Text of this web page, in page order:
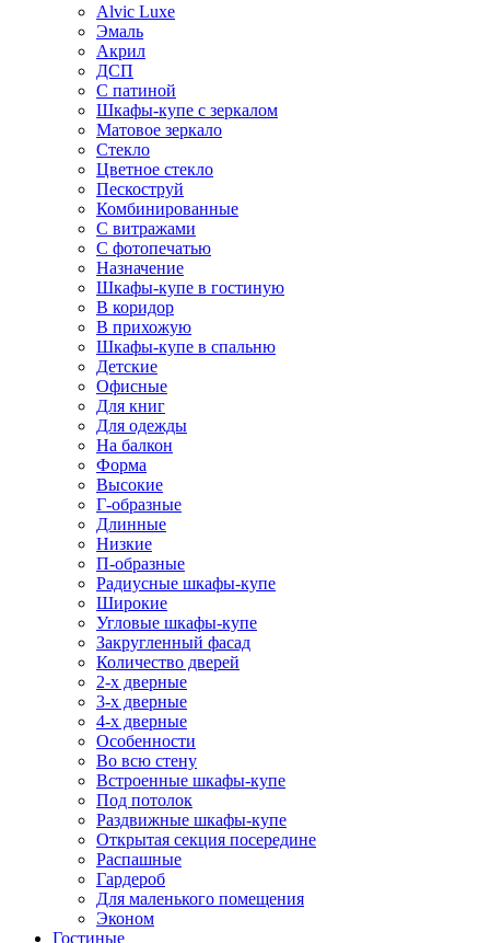
Alvic Luxe
Эмаль
Акрил
ДСП
С патиной
Шкафы-купе с зеркалом
Матовое зеркало
Стекло
Цветное стекло
Пескоструй
Комбинированные
С витражами
С фотопечатью
Назначение
Шкафы-купе в гостиную
В коридор
В прихожую
Шкафы-купе в спальню
Детские
Офисные
Для книг
Для одежды
На балкон
Форма
Высокие
Г-образные
Длинные
Низкие
П-образные
Радиусные шкафы-купе
Широкие
Угловые шкафы-купе
Закругленный фасад
Количество дверей
2-х дверные
3-х дверные
4-х дверные
Особенности
Во всю стену
Встроенные шкафы-купе
Под потолок
Раздвижные шкафы-купе
Открытая секция посередине
Распашные
Гардероб
Для маленького помещения
Эконом
Гостиные